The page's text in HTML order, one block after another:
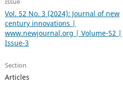
Vol. 52 No. 3 (2024): Journal of new
century innovations |
www.newjournal.org | Volume-52 |
Issue-3
Section
Articles